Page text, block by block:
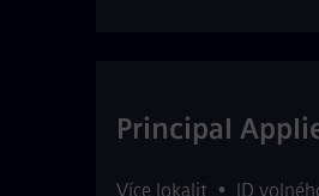
Principal
Více lokalit • ID